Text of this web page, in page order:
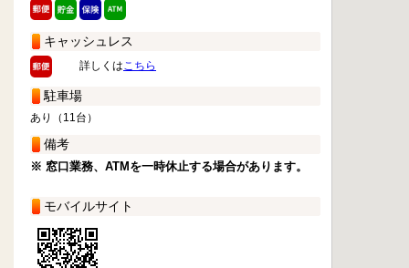
キャッシュレス
詳しくはこちら
駐車場
あり（11台）
備考
※ 窓口業務、ATMを一時休止する場合があります。
モバイルサイト